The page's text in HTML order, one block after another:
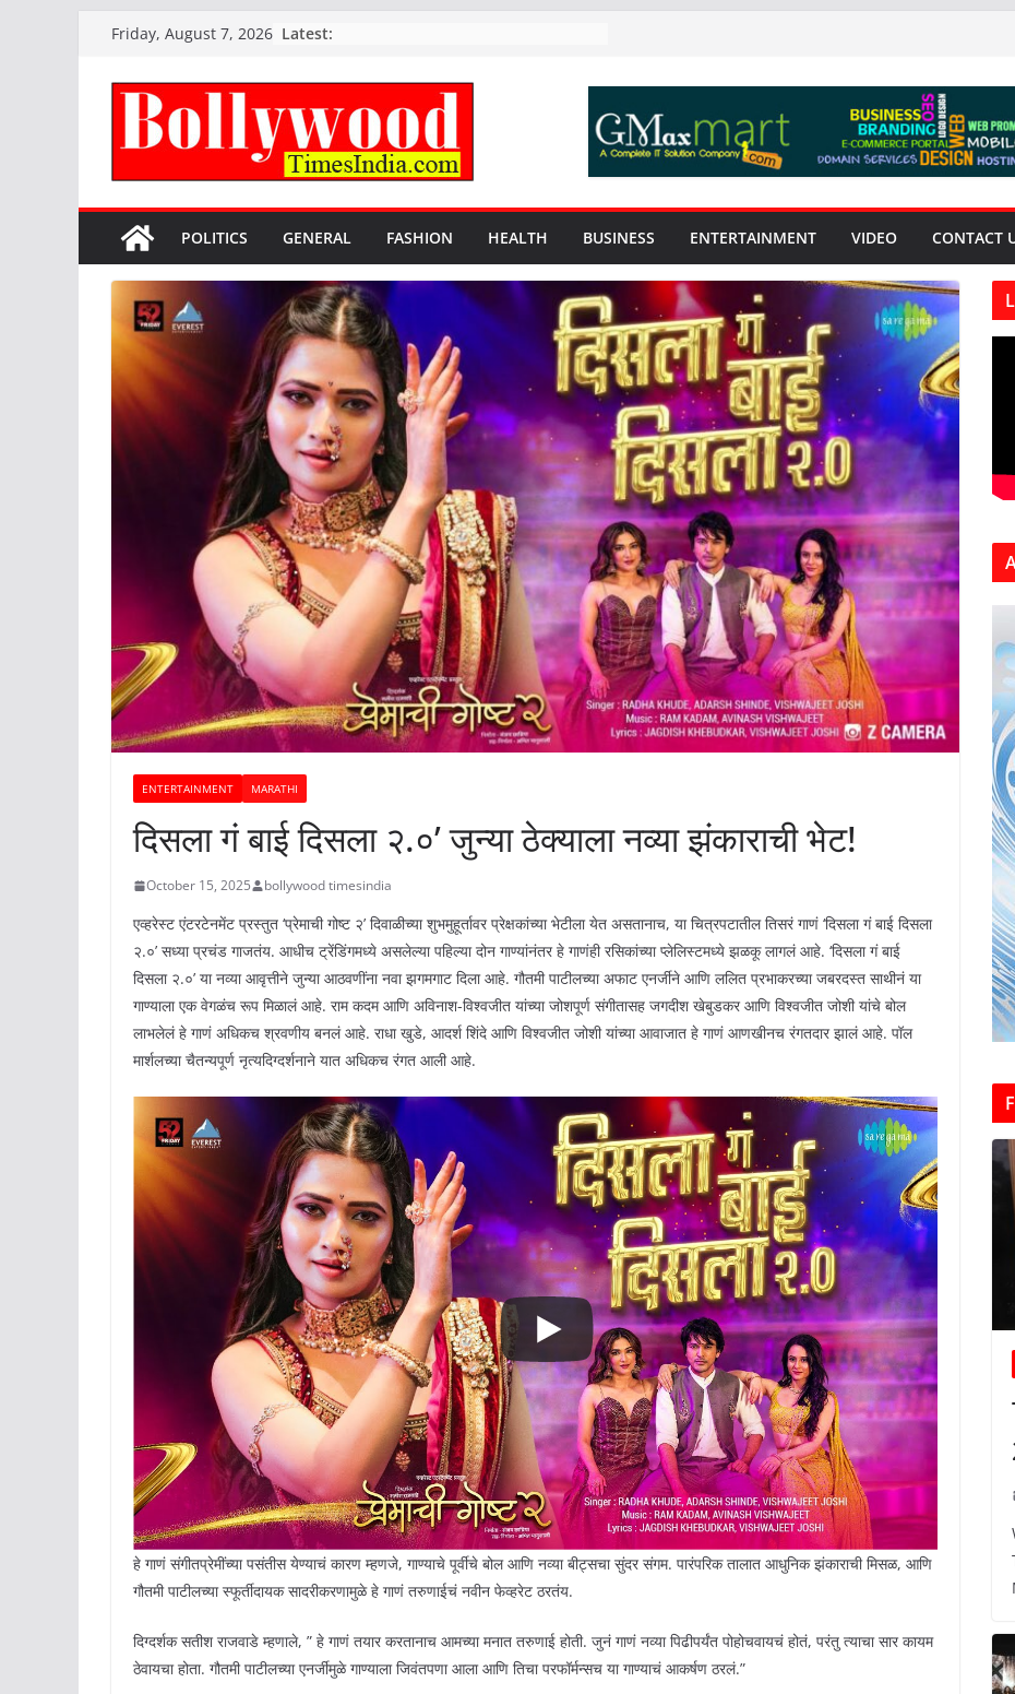
content
Friday, August 7, 2026 Latest:
POLITICS GENERAL FASHION HEALTH BUSINESS ENTERTAINMENT VIDEO CONTACT
ENTERTAINMENT MARATHI
दिसला गं बाई दिसला २.०’ जुन्या ठेक्याला नव्या झंकाराची भेट!
October 15, 2025 bollywood timesindia
एव्हरेस्ट एंटरटेनमेंट प्रस्तुत ‘प्रेमाची गोष्ट २’ दिवाळीच्या शुभमुहूर्तावर प्रेक्षकांच्या भेटीला येत असतानाच, या चित्रपटातील तिसरं गाणं ‘दिसला गं बाई दिसला
२.०’ सध्या प्रचंड गाजतंय. आधीच ट्रेंडिंगमध्ये असलेल्या पहिल्या दोन गाण्यांनंतर हे गाणंही रसिकांच्या प्लेलिस्टमध्ये झळकू लागलं आहे. ‘दिसला गं बाई
दिसला २.०’ या नव्या आवृत्तीने जुन्या आठवणींना नवा झगमगाट दिला आहे. गौतमी पाटीलच्या अफाट एनर्जीने आणि ललित प्रभाकरच्या जबरदस्त साथीनं या
गाण्याला एक वेगळंच रूप मिळालं आहे. राम कदम आणि अविनाश-विश्वजीत यांच्या जोशपूर्ण संगीतासह जगदीश खेबुडकर आणि विश्वजीत जोशी यांचे बोल
लाभलेलं हे गाणं अधिकच श्रवणीय बनलं आहे. राधा खुडे, आदर्श शिंदे आणि विश्वजीत जोशी यांच्या आवाजात हे गाणं आणखीनच रंगतदार झालं आहे. पॉल
मार्शलच्या चैतन्यपूर्ण नृत्यदिग्दर्शनाने यात अधिकच रंगत आली आहे.
हे गाणं संगीतप्रेमींच्या पसंतीस येण्याचं कारण म्हणजे, गाण्याचे पूर्वीचे बोल आणि नव्या बीट्सचा सुंदर संगम. पारंपरिक तालात आधुनिक झंकाराची मिसळ, आणि
गौतमी पाटीलच्या स्फूर्तीदायक सादरीकरणामुळे हे गाणं तरुणाईचं नवीन फेव्हरेट ठरतंय.
दिग्दर्शक सतीश राजवाडे म्हणाले, ” हे गाणं तयार करतानाच आमच्या मनात तरुणाई होती. जुनं गाणं नव्या पिढीपर्यंत पोहोचवायचं होतं, परंतु त्याचा सार कायम
ठेवायचा होता. गौतमी पाटीलच्या एनर्जीमुळे गाण्याला जिवंतपणा आला आणि तिचा परफॉर्मन्सच या गाण्याचं आकर्षण ठरलं.”